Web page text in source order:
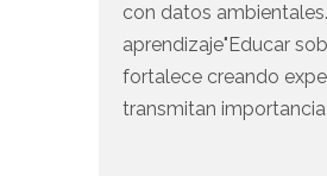
con datos
aprendizaje"Educar
fortalece creando
transmitan